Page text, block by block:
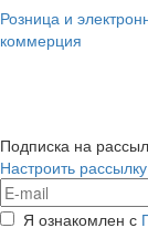
Розница и
коммерция
Подписка на
Настроить рассылку
Я ознакомлен с